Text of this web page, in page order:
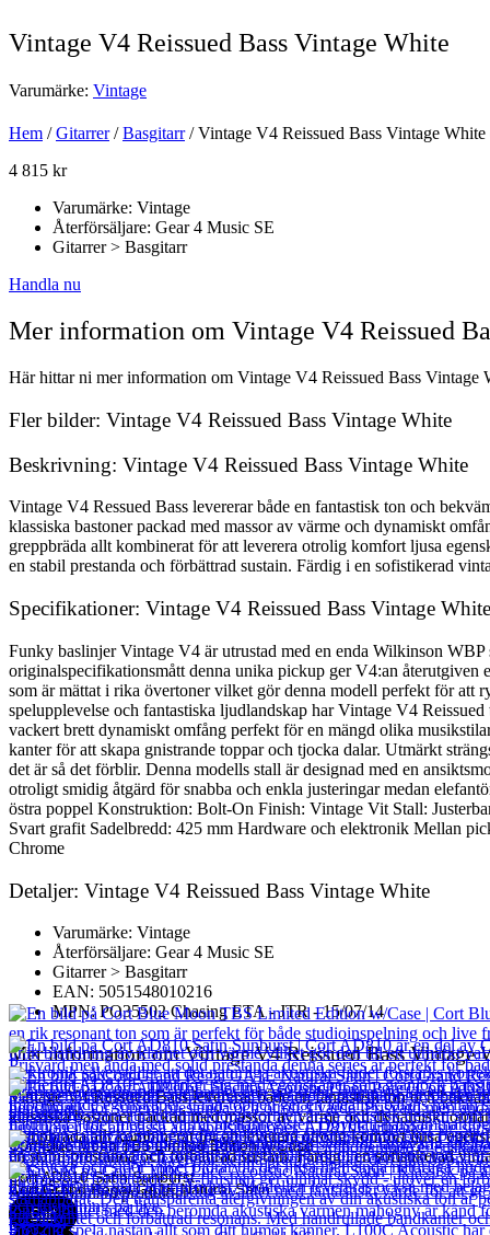
Vintage V4 Reissued Bass Vintage White
Varumärke: Vintage
Hem /Gitarrer/Basgitarr/ Vintage V4 Reissued Bass Vintage White
4 815 kr
Varumärke: Vintage
Återförsäljare: Gear 4 Music SE
Gitarrer > Basgitarr
Handla nu
Mer information om Vintage V4 Reissued
Här hittar ni mer information om Vintage V4 Reissued Bass
Fler bilder: Vintage V4 Reissued Bass Vintage White
Beskrivning: Vintage V4 Reissued Bass Vintage White
Vintage V4 Ressued Bass levererar både en fantastisk ton och
klassiska bastoner packad med massor av värme och dynamiskt
greppbräda allt kombinerat för att leverera otrolig komfort ljusa
en stabil prestanda och förbättrad sustain. Färdig i en sofistikerad
Specifikationer: Vintage V4 Reissued Bass Vintage White
Funky baslinjer Vintage V4 är utrustad med en enda Wilkinson
originalspecifikationsmått denna unika pickup ger V4:an återutgiven
som är mättat i rika övertoner vilket gör denna modell perfekt för att
spelupplevelse och fantastiska ljudlandskap har Vintage V4
vackert brett dynamiskt omfång perfekt för en mängd olika
kanter för att skapa gnistrande toppar och tjocka dalar. Utmärkt
det är så det förblir. Denna modells stall är designad med en
otroligt smidig åtgärd för snabba och enkla justeringar medan
östra poppel Konstruktion: Bolt-On Finish: Vintage Vit Stall:
Svart grafit Sadelbredd: 425 mm Hardware och elektronik Mellan
Chrome
Detaljer: Vintage V4 Reissued Bass Vintage White
Varumärke: Vintage
Återförsäljare: Gear 4 Music SE
Gitarrer > Basgitarr
EAN: 5051548010216
MPN: PO35502 Chasing ETA - JTR - 15/07/14
Mer information om Vintage V4 Reissued Bass Vintage
Vintage V4 Ressued Bass levererar både en fantastisk ton och
klassiska bastoner packad med massor av värme och dynamiskt
greppbräda allt kombinerat för att leverera otrolig komfort ljusa
en stabil prestanda och förbättrad sustain. Färdig i en sofistikerad
Andra populära produkter
Cort
Cort Blue Moon TBS Limited Edition w/Case
21 435kr
Läs mer
Cort AD810 Satin Sunburst
2 131kr
Cort Grand Regal GA1E Natural Satin
3 832kr